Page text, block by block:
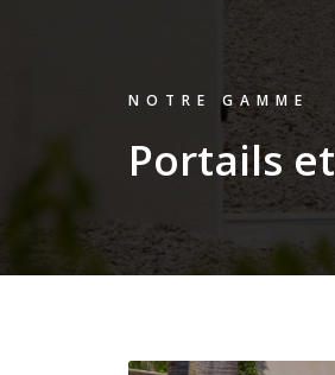
NOTRE GAMME
Portails et